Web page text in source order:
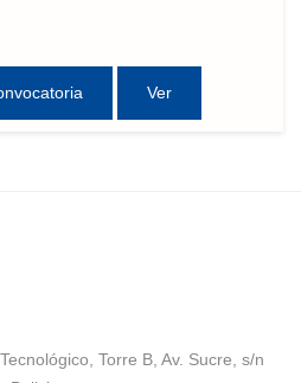
Ver
Torre B, Av. Sucre, s/n